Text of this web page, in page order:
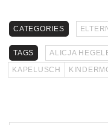
CATEGORIES
TAGS ALICJA
KAPELUSCH